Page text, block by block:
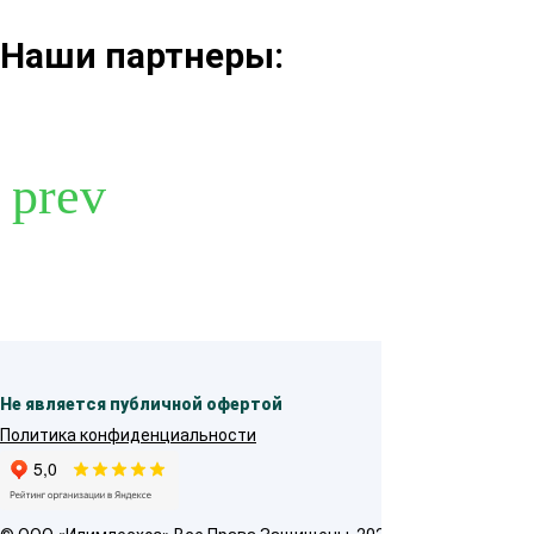
Наши партнеры:
Не является публичной офертой
Политика конфиденциальности